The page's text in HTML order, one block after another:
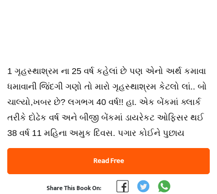
1 ગૃહસ્થાશ્રમ ના 25 વર્ષ કહેલાં છે પણ એનો અર્થ કમાવા
ધમાવાની જિંદગી ગણો તો મારો ગૃહસ્થાશ્રમ કેટલો લાં.. બો
ચાલ્યો,ખબર છે? લગભગ 40 વર્ષ!! હા. એક બેંકમાં ક્લાર્ક
તરીકે દોઢેક વર્ષ અને બીજી બેંકમાં ડાયરેકટ ઓફિસર થઈ
38 વર્ષ 11 મહિના અમુક દિવસ. પગાર કોઈને પુછાય
Read Free
Share This Book On: